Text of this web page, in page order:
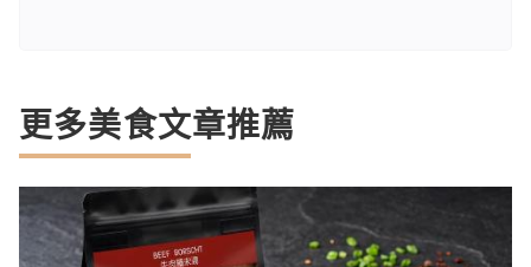
更多美食文章推薦